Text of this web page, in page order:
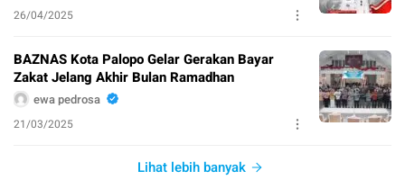
26/04/2025
BAZNAS Kota Palopo Gelar Gerakan Bayar
Zakat Jelang Akhir Bulan Ramadhan
ewa pedrosa
21/03/2025
Lihat lebih banyak